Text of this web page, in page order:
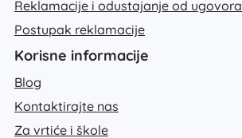
Reklamacije i odustajanje od ugovora
Postupak reklamacije
Korisne informacije
Blog
Kontaktirajte nas
Za vrtiće i škole